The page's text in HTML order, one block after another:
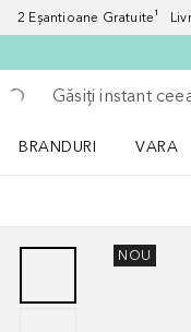
2 Eșantioane Gratuite¹
Înapoi
Executați căutarea
BRANDURI
VARA
NOU